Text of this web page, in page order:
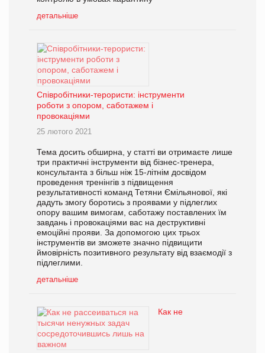
детальніше
Співробітники-терористи: інструменти
роботи з опором, саботажем і
провокаціями
25 лютого 2021
Тема досить обширна, у статті ви отримаєте лише
три практичні інструменти від бізнес-тренера,
консультанта з більш ніж 15-літнім досвідом
проведення тренінгів з підвищення
результативності команд Тетяни Ємільянової, які
дадуть змогу боротись з проявами у підлеглих
опору вашим вимогам, саботажу поставлених їм
завдань і провокаціями вас на деструктивні
емоційні прояви. За допомогою цих трьох
інструментів ви зможете значно підвищити
ймовірність позитивного результату від взаємодії з
підлеглими.
детальніше
Как не